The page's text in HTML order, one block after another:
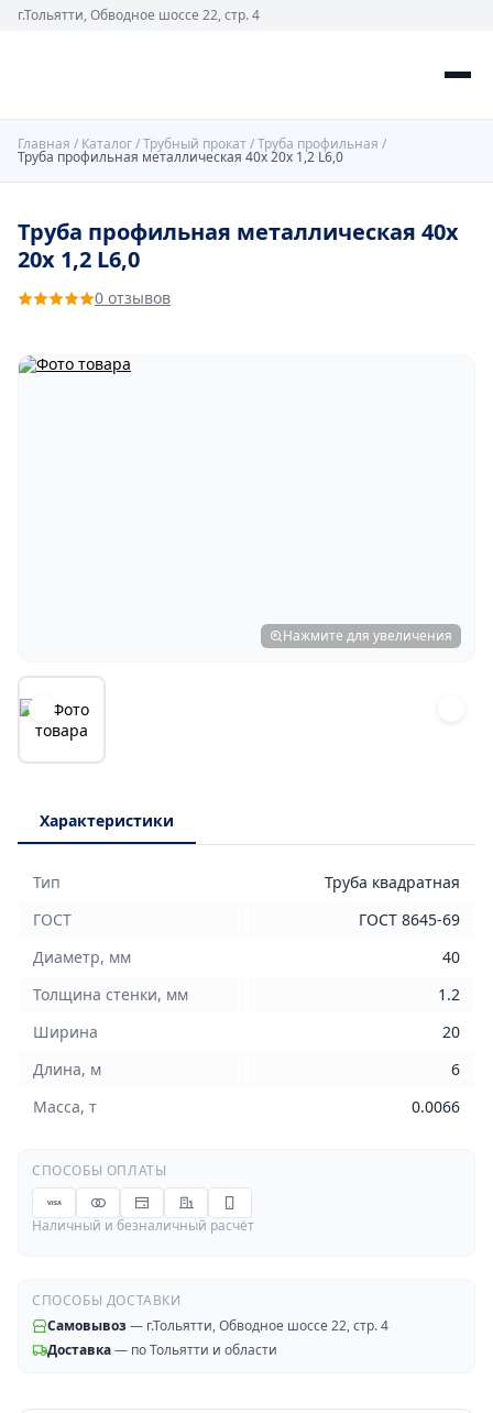
г.Тольятти, Обводное шоссе 22, стр. 4
Главная / Каталог/Трубный прокат/Труба профильная /
Труба профильная металлическая 40х 20х 1,2 L6,0
Труба профильная металлическая 40х
20х 1,2 L6,0
0 отзывов
Нажмите для увеличения
Характеристики
Тип
Труба квадратная
ГОСТ
ГОСТ 8645-69
Диаметр, мм
40
Толщина стенки, мм
1.2
Ширина
20
Длина, м
6
Масса, т
0.0066
СПОСОБЫ ОПЛАТЫ
Наличный и безналичный расчёт
СПОСОБЫ ДОСТАВКИ
Самовывоз— г.Тольятти, Обводное шоссе 22, стр. 4
Доставка— по Тольятти и области